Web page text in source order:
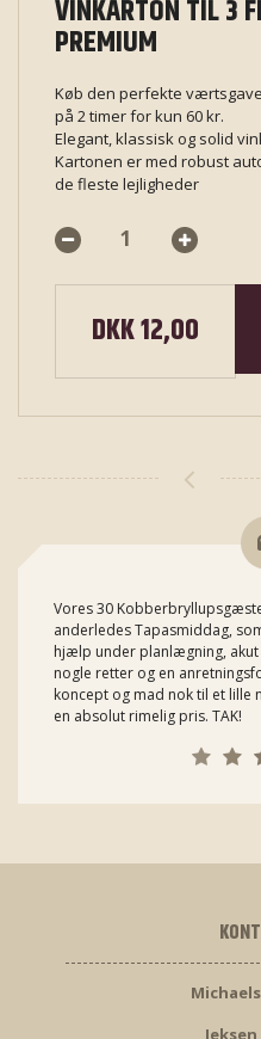
VINKARTON TIL 3
PREMIUM
Køb den perfekte
på 2 timer for kun 60 kr.
Elegant, klassisk og solid
Kartonen er med robust
de fleste lejligheder
DKK 12,00
Vores 30
anderledes Tapasmiddag,
hjælp under planlægning, akut
nogle retter og en
koncept og mad nok til et lille
en absolut rimelig pris. TAK!